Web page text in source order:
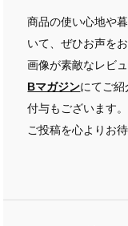
商品の使い心地や
いて、ぜひお声を
画像が素敵なレビ
Bマガジンにてご紹
付与もございます。
ご投稿を心よりお